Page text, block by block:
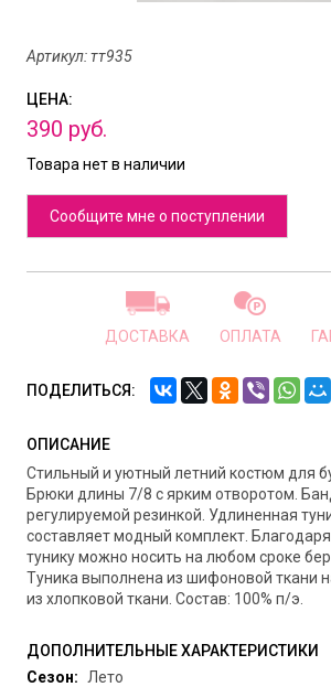
Артикул: тт935
ЦЕНА:
390 руб.
Товара нет в наличии
Сообщите мне о поступлении
ДОСТАВКА ОПЛАТА
ПОДЕЛИТЬСЯ:
ОПИСАНИЕ
Стильный и уютный летний костюм для
Брюки длины 7/8 с ярким отворотом.
регулируемой резинкой. Удлиненная
составляет модный комплект.
тунику можно носить на любом сроке
Туника выполнена из шифоновой ткани
из хлопковой ткани. Состав: 100% п/э.
ДОПОЛНИТЕЛЬНЫЕ ХАРАКТЕРИСТИКИ
Сезон:
Лето